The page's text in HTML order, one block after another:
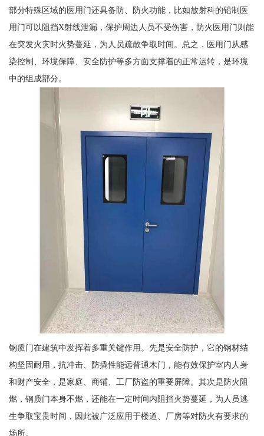
部分特殊区域的医用门还具备防、防火功能，比如放射科的铅制医
用门可以阻挡X射线泄漏，保护周边人员不受伤害，防火医用门则能
在突发火灾时火势蔓延，为人员疏散争取时间。总之，医用门从感
染控制、环境保障、安全防护等多方面支撑着的正常运转，是环境
中的组成部分。
钢质门在建筑中发挥着多重关键作用。先是安全防护，它的钢材结
构坚固耐用，抗冲击、防撬性能远普通木门，能有效保护室内人身
和财产安全，是家庭、商铺、工厂防盗的重要屏障。其次是防火阻
燃，钢质门本身不燃，还能在一定时间内阻挡火势蔓延，为人员逃
生争取宝贵时间，因此被广泛应用于楼道、厂房等对防火有要求的
场所。